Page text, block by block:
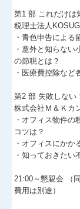
関連リン
リンク集
FX4クラ
社会福祉
関与先向
第1 部 これだけは
税理士法人
・青色申告による
・意外と知らな
の節税とは？
・医療費控除など
第2 部 失敗しない
株式会社Ｍ＆Ｋカ
・オフィス物件
コツは？
・オフィスにかか
・知っておきたい
21:00～懇親会 （
費用は別途）